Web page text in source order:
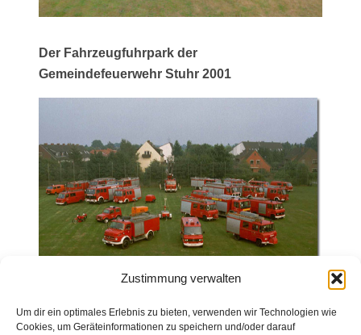
Zustimmung verwalten
Um dir ein optimales Erlebnis zu bieten, verwenden wir Technologien wie
Cookies, um Geräteinformationen zu speichern und/oder darauf
Der Fahrzeugfuhrpark der
Gemeindefeuerwehr Stuhr 2001